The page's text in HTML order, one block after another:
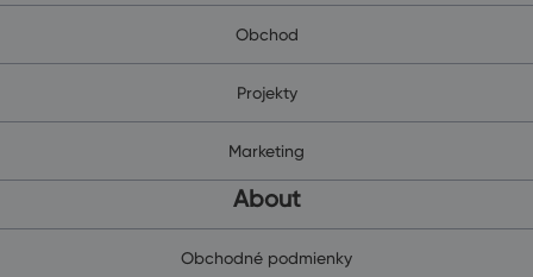
Obchod
Projekty
Marketing
About
Obchodné podmienky